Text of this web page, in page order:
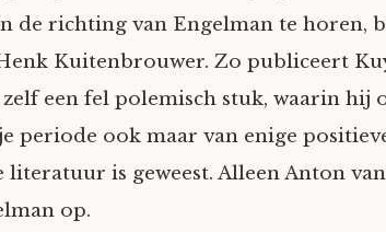
de richting van Engelman te horen,
Kuiten­brouwer. Zo publiceert
een fel polemisch stuk, waarin hij
periode ook maar van enige
literatuur is geweest. Alleen Anton
op.